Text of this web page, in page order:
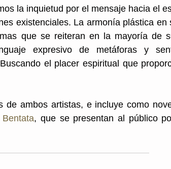
la inquietud por el mensaje hacia el
existenciales. La armonía plástica en
que se reiteran en la mayoría de
expresivo de metáforas y
el placer espiritual que
de ambos artistas, e incluye como
, que se presentan al público